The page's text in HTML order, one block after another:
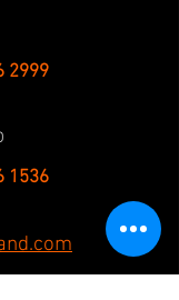
2999
1536